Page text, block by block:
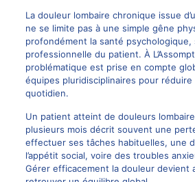
La douleur lombaire chronique issue
ne se limite pas à une simple gêne
profondément la santé psychologique,
professionnelle du patient. À
problématique est prise en compte
équipes pluridisciplinaires pour réduire
quotidien.
Un patient atteint de douleurs
plusieurs mois décrit souvent une
effectuer ses tâches habituelles, une
l’appétit social, voire des troubles
Gérer efficacement la douleur devient